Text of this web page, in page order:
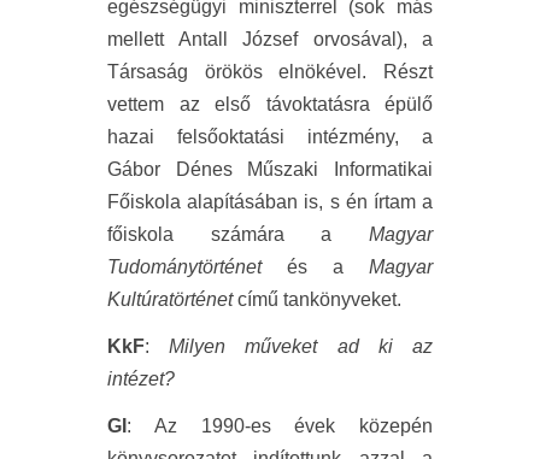
egészségügyi miniszterrel (sok más
mellett Antall József orvosával), a
Társaság örökös elnökével. Részt
vettem az első távoktatásra épülő
hazai felsőoktatási intézmény, a
Gábor Dénes Műszaki Informatikai
Főiskola alapításában is, s én írtam a
főiskola számára a Magyar
Tudománytörténetés a Magyar
Kultúratörténetcímű tankönyveket.
KkF:Milyen műveket ad ki az
intézet?
GI : Az 1990-es évek közepén